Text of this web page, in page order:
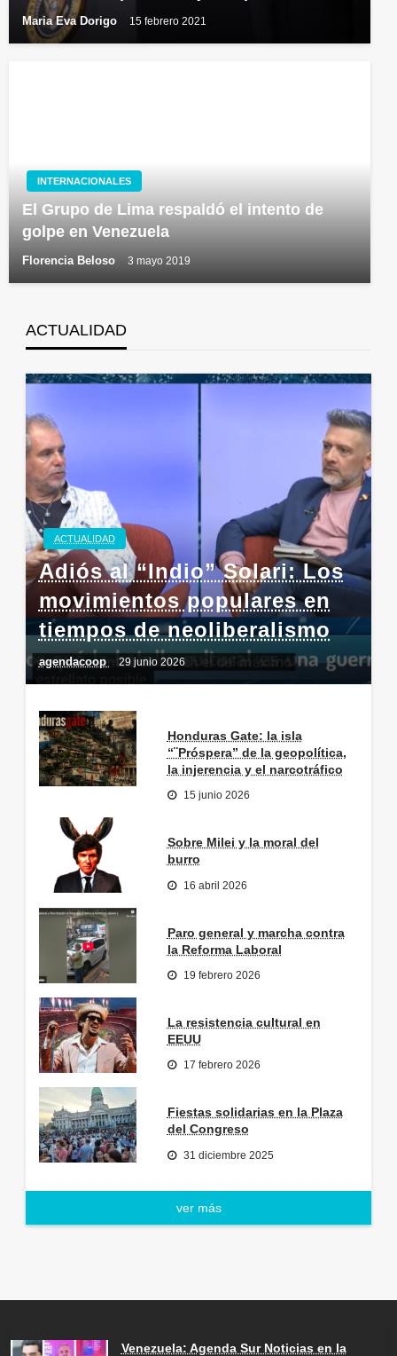
Maria Eva Dorigo 15 febrero 2021
INTERNACIONALES
El Grupo de Lima respaldó el intento de
golpe en Venezuela
Florencia Beloso 3 mayo 2019
ACTUALIDAD
ACTUALIDAD
Adiós al “Indio” Solari: Los
movimientos populares en
tiempos de neoliberalismo
agendacoop 29 junio 2026
Honduras Gate: la isla
“¨Próspera” de la geopolítica,
la injerencia y el narcotráfico
15 junio 2026
Sobre Milei y la moral del
burro
16 abril 2026
Paro general y marcha contra
la Reforma Laboral
19 febrero 2026
La resistencia cultural en
EEUU
17 febrero 2026
Fiestas solidarias en la Plaza
del Congreso
31 diciembre 2025
ver más
Venezuela: Agenda Sur Noticias en la